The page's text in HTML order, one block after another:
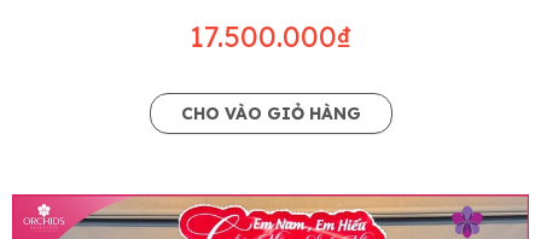
17.500.000₫
CHO VÀO GIỎ HÀNG